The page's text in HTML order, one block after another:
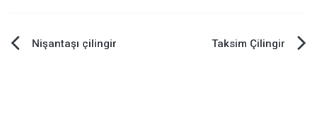
YazıNişantaşı çilingir Taksim Çilingir